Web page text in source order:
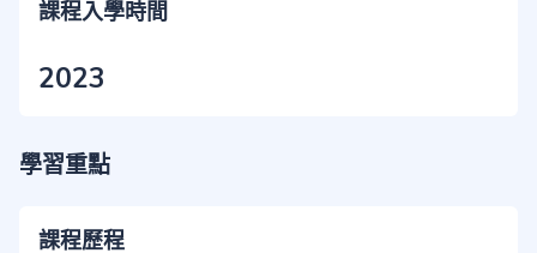
課程入學時間
2023
學習重點
課程歷程